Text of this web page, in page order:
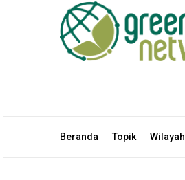
Beranda Topik Wilayah